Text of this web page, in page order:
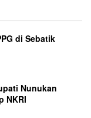
di Sebatik
Nunukan
NKRI